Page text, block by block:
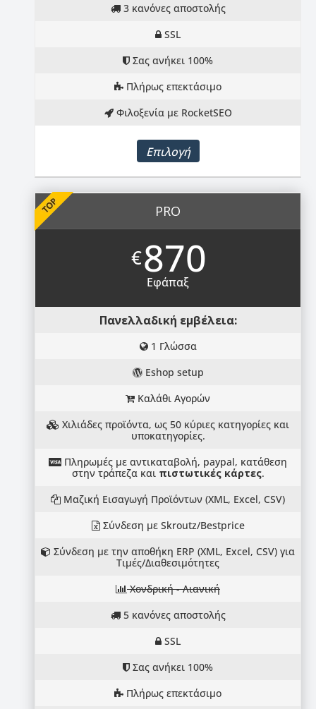
3 κανόνες αποστολής
SSL
Σας ανήκει 100%
Πλήρως επεκτάσιμο
Φιλοξενία με RocketSEO
Επιλογή
PRO
€870
Εφάπαξ
Πανελλαδική εμβέλεια:
1 Γλώσσα
Eshop setup
Καλάθι Αγορών
Χιλιάδες προϊόντα, ως 50 κύριες κατηγορίες και
υποκατηγορίες.
Πληρωμές με αντικαταβολή, paypal, κατάθεση
στην τράπεζα και πιστωτικές κάρτες.
Μαζική Εισαγωγή Προϊόντων (XML, Excel, CSV)
Σύνδεση με Skroutz/Bestprice
Σύνδεση με την αποθήκη ERP (XML, Excel, CSV) για
Τιμές/Διαθεσιμότητες
Χονδρική - Λιανική
5 κανόνες αποστολής
SSL
Σας ανήκει 100%
Πλήρως επεκτάσιμο